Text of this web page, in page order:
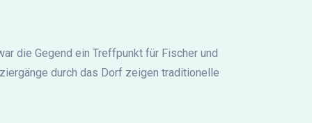
die Gegend ein Treffpunkt für Fischer und
durch das Dorf zeigen traditionelle